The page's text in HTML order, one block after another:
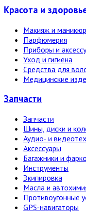
Красота и
Макияж и маникюр
Парфюмерия
Приборы и
Уход и гигиена
Средства для
Медицинские
Запчасти
Запчасти
Шины, диски и
Аудио- и
Аксессуары
Багажники и
Инструменты
Экипировка
Масла и
Противоугонные
GPS-навигаторы